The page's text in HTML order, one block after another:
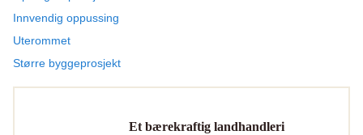
Innvendig oppussing
Uterommet
Større byggeprosjekt
Et bærekraftig landhandleri